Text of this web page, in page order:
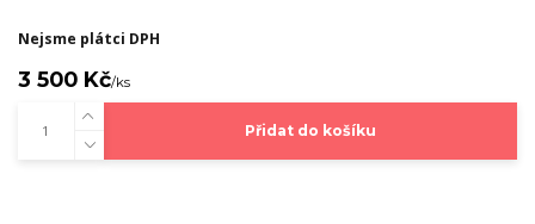
Nejsme plátci DPH
3 500 Kč/ks
Přidat do košíku